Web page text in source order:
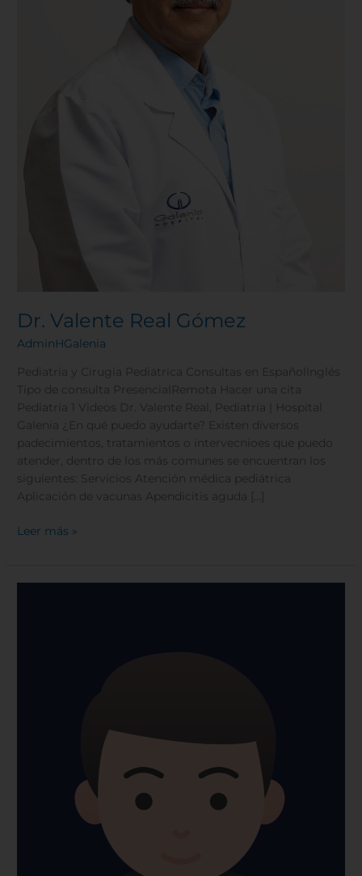
Dr. Valente Real Gómez
AdminHGalenia
Pediatría y Cirugía Pediátrica Consultas en EspañolInglés
Tipo de consulta PresencialRemota Hacer una cita
Pediatría 1 Videos Dr. Valente Real, Pediatría | Hospital
Galenia ¿En qué puedo ayudarte? Existen diversos
padecimientos, tratamientos o intervecnioes que puedo
atender, dentro de los más comunes se encuentran los
siguientes: Servicios Atención médica pediátrica
Aplicación de vacunas Apendicitis aguda […]
Leer más »